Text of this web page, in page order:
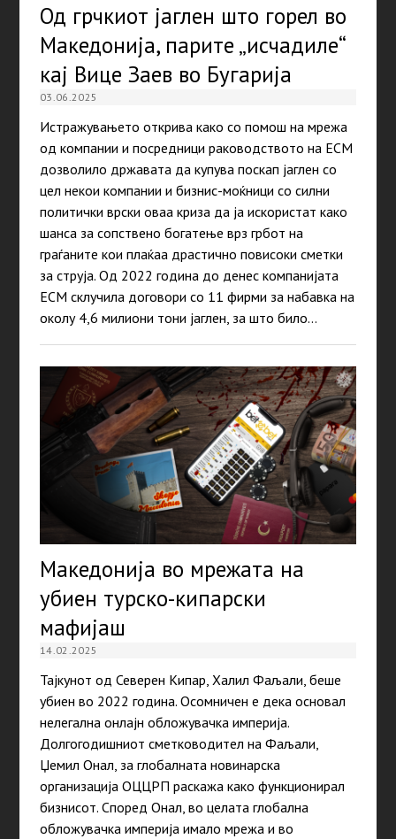
Од грчкиот јаглен што горел во
Македонија, парите „исчадиле“
кај Вице Заев во Бугарија
03.06.2025
Истражувањето открива како со помош на мрежа
од компании и посредници раководството на ЕСМ
дозволило државата да купува поскап јаглен со
цел некои компании и бизнис-моќници со силни
политички врски оваа криза да ја искористат како
шанса за сопствено богатење врз грбот на
граѓаните кои плаќаа драстично повисоки сметки
за струја. Од 2022 година до денес компанијата
ЕСМ склучила договори со 11 фирми за набавка на
околу 4,6 милиони тони јаглен, за што било…
Македонија во мрежата на
убиен турско-кипарски
мафијаш
14.02.2025
Тајкунот од Северен Кипар, Халил Фаљали, беше
убиен во 2022 година. Осомничен е дека основал
нелегална онлајн обложувачка империја.
Долгогодишниот сметководител на Фаљали,
Џемил Онал, за глобалната новинарска
организација ОЦЦРП раскажа како функционирал
бизнисот. Според Онал, во целата глобална
обложувачка империја имало мрежа и во